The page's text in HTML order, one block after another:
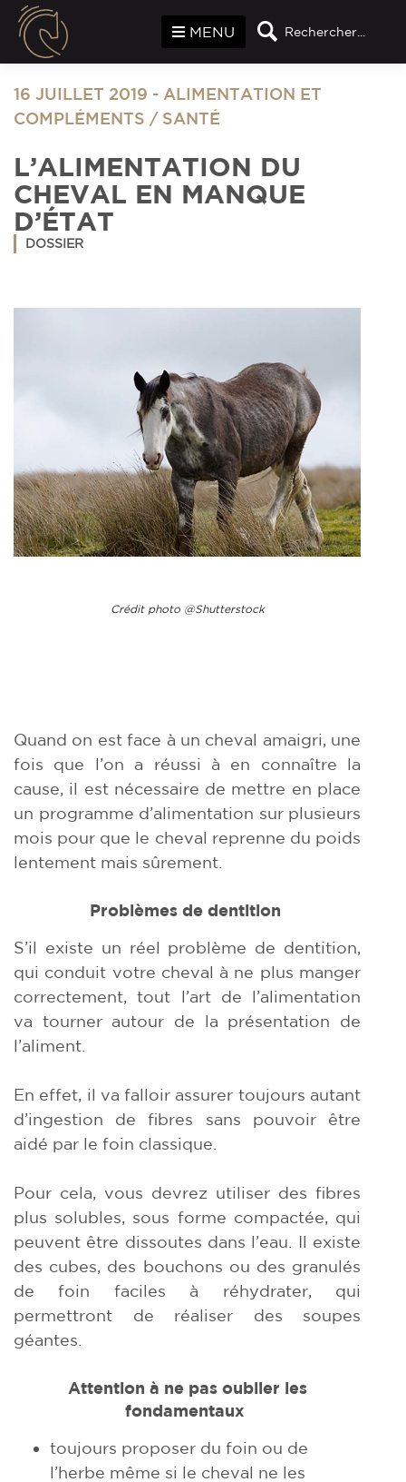
Rechercher...
MENU
16 JUILLET 2019 - ALIMENTATION ET
COMPLÉMENTS / SANTÉ
L’ALIMENTATION DU
CHEVAL EN MANQUE
D’ÉTAT
DOSSIER
Crédit photo @Shutterstock
Quand on est face à un cheval amaigri, une
fois que l’on a réussi à en connaître la
cause, il est nécessaire de mettre en place
un programme d’alimentation sur plusieurs
mois pour que le cheval reprenne du poids
lentement mais sûrement.
Problèmes de dentition
S’il existe un réel problème de dentition,
qui conduit votre cheval à ne plus manger
correctement, tout l’art de l’alimentation
va tourner autour de la présentation de
l’aliment.
En effet, il va falloir assurer toujours autant
d’ingestion de fibres sans pouvoir être
aidé par le foin classique.
Pour cela, vous devrez utiliser des fibres
plus solubles, sous forme compactée, qui
peuvent être dissoutes dans l’eau. Il existe
des cubes, des bouchons ou des granulés
de foin faciles à réhydrater, qui
permettront de réaliser des soupes
géantes.
Attention à ne pas oublier les
fondamentaux
toujours proposer du foin ou de
l’herbe même si le cheval ne les
Panneau de gestion des cookies